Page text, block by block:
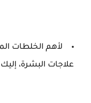
لأهم الخلطات
علاجات البشرة،